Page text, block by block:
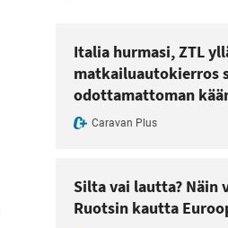
Italia hurmasi, ZTL
matkailuautokierros
odottamattoman
Caravan Plus
Silta vai lautta? Näin
Ruotsin kautta